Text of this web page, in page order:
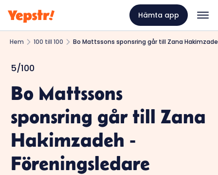
Hämta app
Hem 100 till 100 Bo Mattssons sponsring går till Zana
5/100
Bo Mattssons
sponsring går till Zana
Hakimzadeh -
Föreningsledare